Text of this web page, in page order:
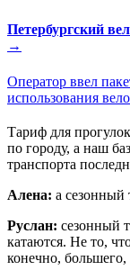
Петербургский
→
Оператор ввел
использования
Тариф для
по городу, а наш
транспорта
Алена: а сезонный
Руслан: сезонный
катаются. Не то,
конечно,